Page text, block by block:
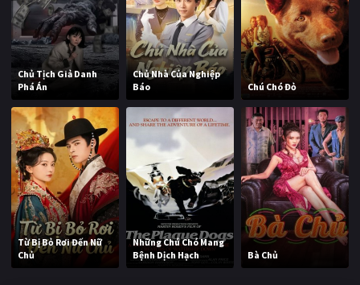
Chủ Tịch Giả Danh
Phá Án
Chủ Nhà Của Nghiệp
Báo
Chú Chó Đỏ
Từ Bị Bỏ Rơi Đến Nữ
Chủ
Những Chú Chó Mang
Bệnh Dịch Hạch
Bà Chủ